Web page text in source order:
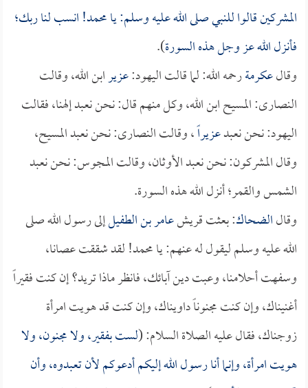
المشركين قالوا للنبي صلى الله عليه وسلم: يا محمد! انسب لنا ربك؛
فأنزل الله عز وجل هذه السورة).
وقالعكرمةرحمه الله: لما قالت اليهود:عزيرابن الله، وقالت
النصارى: المسيح ابن الله، وكل منهم قال: نحن نعبد إلهنا، فقالت
اليهود: نحن نعبدعزيراً، وقالت النصارى: نحن نعبد المسيح،
وقال المشركون: نحن نعبد الأوثان، وقالت المجوس: نحن نعبد
الشمس والقمر؛ أنزل الله هذه السورة.
وقالالضحاك: بعثت قريشعامر بن الطفيلإلى رسول الله صلى
الله عليه وسلم ليقول له عنهم: يا محمد! لقد شققت عصانا،
وسفهت أحلامنا، وعبت دين آبائك، فانظر ماذا تريد؟ إن كنت فقيراً
أغنيناك، وإن كنت مجنوناً داويناك، وإن كنت قد هويت امرأة
زوجناك، فقال عليه الصلاة السلام: (لست بفقير، ولا مجنون، ولا
هويت امرأة، وإنما أنا رسول الله إليكم أدعوكم لأن تعبدوه، وأن